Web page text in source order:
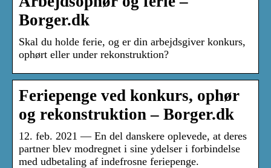
Borger.dk
Skal du holde ferie, og er din arbejdsgiver konkurs,
ophørt eller under rekonstruktion?
Feriepenge ved konkurs, ophør
og rekonstruktion – Borger.dk
12. feb. 2021 — En del danskere oplevede, at deres
partner blev modregnet i sine ydelser i forbindelse
med udbetaling af indefrosne feriepenge.